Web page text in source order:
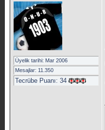
Üyelik tarihi: Mar 2006
Mesajlar: 11.350
Tecrübe Puanı: 34